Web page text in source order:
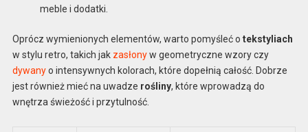
meble i dodatki.
Oprócz wymienionych elementów, warto pomyśleć o tekstyliach
w stylu retro, takich jak zasłonyw geometryczne wzory czy
dywanyo intensywnych kolorach, które dopełnią całość. Dobrze
jest również mieć na uwadze rośliny, które wprowadzą do
wnętrza świeżość i przytulność.